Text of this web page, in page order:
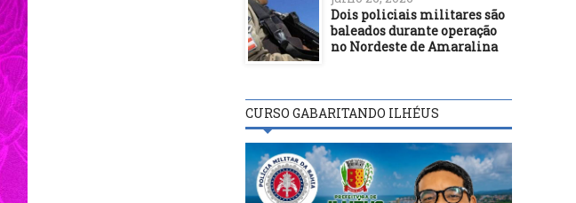
Dois policiais militares são
baleados durante operação
no Nordeste de Amaralina
CURSO GABARITANDO ILHÉUS